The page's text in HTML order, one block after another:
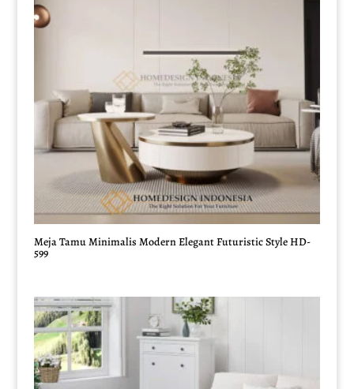
Meja Tamu Minimalis Modern Elegant Futuristic Style HD-
599